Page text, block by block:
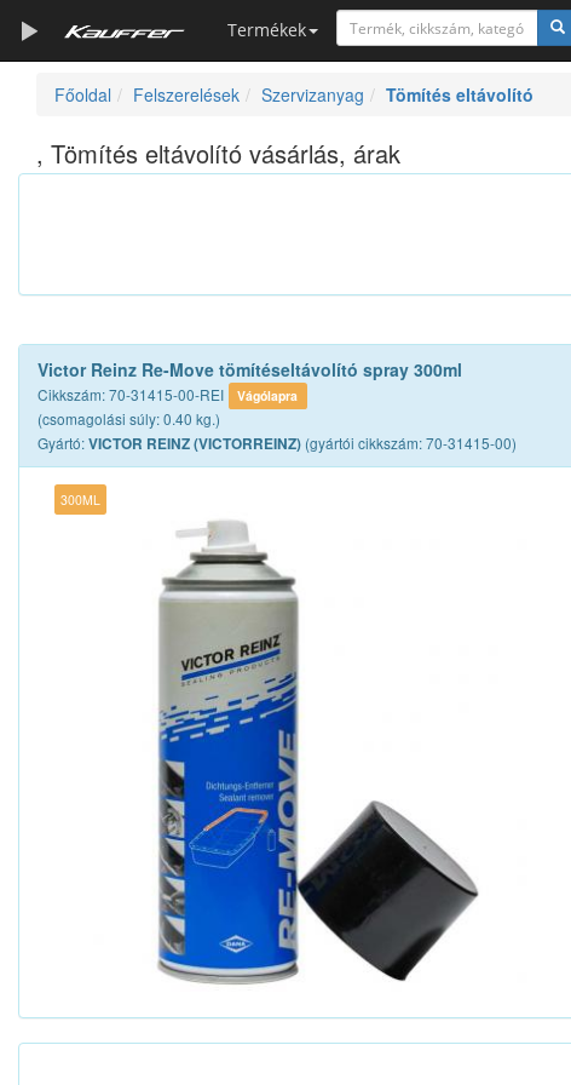
Termékek
Szerszámkatalógus
Kosár
Főoldal Felszerelések Szervizanyag Tömítés eltávolító
, Tömítés eltávolító vásárlás, árak
Victor Reinz Re-Move tömítéseltávolító spray 300ml
Cikkszám: 70-31415-00-REI Vágólapra
(csomagolási súly: 0.40 kg.)
Gyártó:VICTOR REINZ (VICTORREINZ) (gyártói cikkszám: 70-31415-00)
300ML